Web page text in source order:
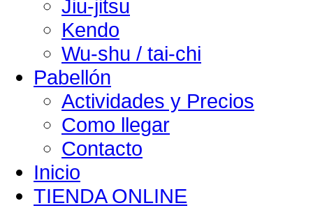
Jiu-jitsu
Kendo
Wu-shu / tai-chi
Pabellón
Actividades y Precios
Como llegar
Contacto
Inicio
TIENDA ONLINE